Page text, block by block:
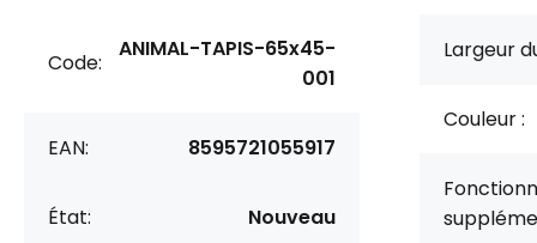
Code:
ANIMAL-TAPIS-65x45-
001
EAN: 8595721055917
État: Nouveau
Largeur
Couleur :